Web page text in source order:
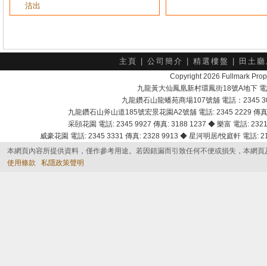
沽出
主頁 公司簡介 精選樓盤 田土
Copyright 2026 Fullmark
九龍黃大仙鳳凰新村環鳳街18號A地下
九龍鑽石山龍蟠苑商場107號舖 電話：2345
九龍鑽石山斧山道185號宏景花園A2號舖 電話: 2345 2229
采頣花園 電話: 2345 9927 傳真: 3188 1237 ◆ 樂富 電話:
威豪花園 電話: 2345 3331 傳真: 2328 9913 ◆ 星河明居/悅庭軒 電話
本網頁內容所提供資料，僅作參考用途。若因錯漏而引致任何不便或損失，本網
使用條款
私隱政策聲明